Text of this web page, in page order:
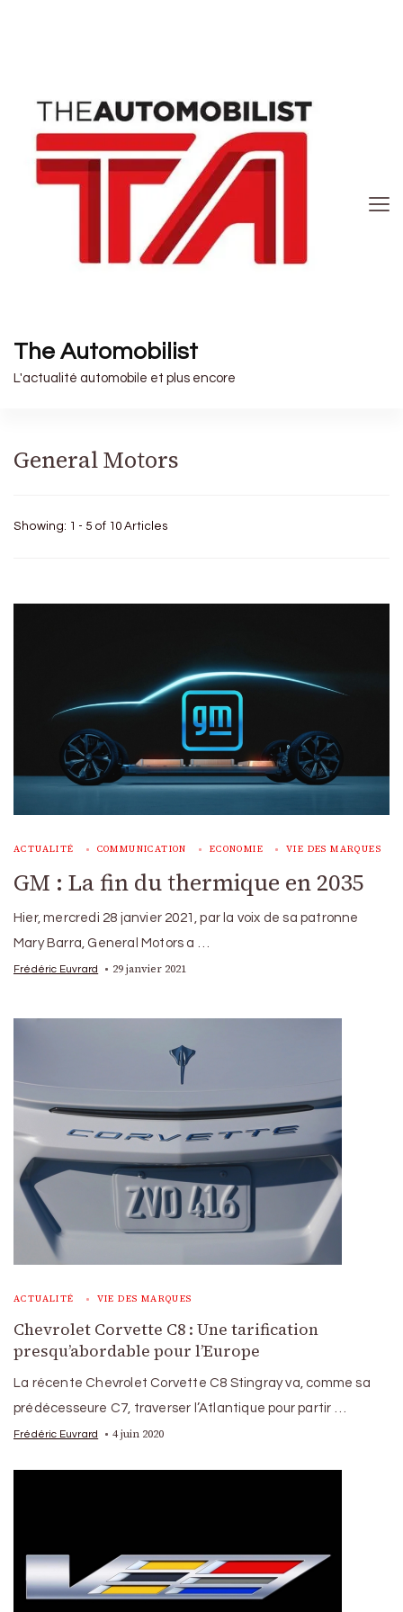
The Automobilist
L'actualité automobile et plus encore
General Motors
Showing: 1 - 5 of 10 Articles
ACTUALITÉ COMMUNICATION ECONOMIE VIE DES MARQUES
GM : La fin du thermique en 2035
Hier, mercredi 28 janvier 2021, par la voix de sa patronne
Mary Barra, General Motors a …
Frédéric Euvrard 29 janvier 2021
ACTUALITÉ VIE DES MARQUES
Chevrolet Corvette C8 : Une tarification
presqu’abordable pour l’Europe
La récente Chevrolet Corvette C8 Stingray va, comme sa
prédécesseure C7, traverser l’Atlantique pour partir …
Frédéric Euvrard 4 juin 2020